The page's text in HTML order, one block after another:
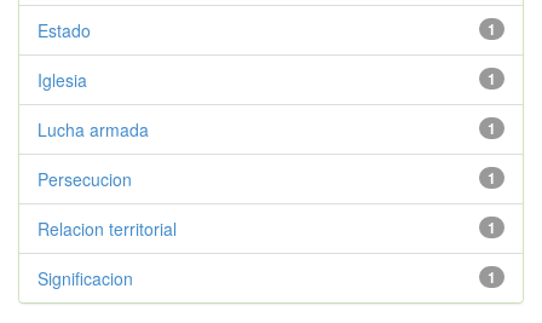
1
Estado
1
Iglesia
1
Lucha armada
1
Persecucion
1
Relacion territorial
1
Significacion